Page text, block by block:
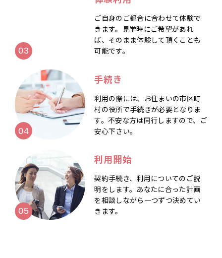
ご自身のご都合に合わせて体験で
きます。見学時にご希望があれ
ば、そのまま体験して頂くことも
可能です。
手続き
利用の際には、お住まいの市区町
村の役所で手続きが必要となりま
す。不安な方は同行しますので、ご
安心下さい。
利用開始
契約手続き、利用についてのご説
明をします。あなたに合った計画
を相談しながら一つずつ決めてい
きます。